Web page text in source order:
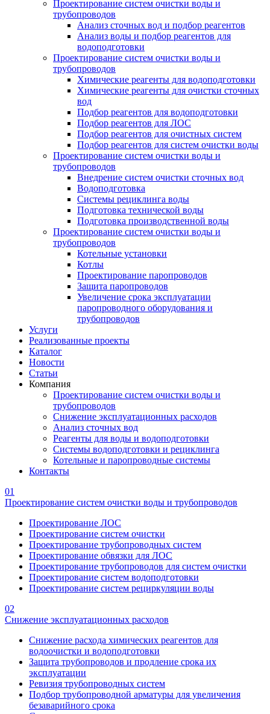
Проектирование систем очистки воды и
трубопроводов
Анализ сточных вод и подбор реагентов
Анализ воды и подбор реагентов для
водоподготовки
Проектирование систем очистки воды и
трубопроводов
Химические реагенты для водоподготовки
Химические реагенты для очистки сточных
вод
Подбор реагентов для водоподготовки
Подбор реагентов для ЛОС
Подбор реагентов для очистных систем
Подбор реагентов для систем очистки воды
Проектирование систем очистки воды и
трубопроводов
Внедрение систем очистки сточных вод
Водоподготовка
Системы рециклинга воды
Подготовка технической воды
Подготовка производственной воды
Проектирование систем очистки воды и
трубопроводов
Котельные установки
Котлы
Проектирование паропроводов
Защита паропроводов
Увеличение срока эксплуатации
паропроводного оборудования и
трубопроводов
Услуги
Реализованные проекты
Каталог
Новости
Статьи
Компания
Проектирование систем очистки воды и
трубопроводов
Снижение эксплуатационных расходов
Анализ сточных вод
Реагенты для воды и водоподготовки
Системы водоподготовки и рециклинга
Котельные и паропроводные системы
Контакты
01
Проектирование систем очистки воды и трубопроводов
Проектирование ЛОС
Проектирование систем очистки
Проектирование трубопроводных систем
Проектирование обвязки для ЛОС
Проектирование трубопроводов для систем очистки
Проектирование систем водоподготовки
Проектирование систем рециркуляции воды
02
Снижение эксплуатационных расходов
Снижение расхода химических реагентов для
водоочистки и водоподготовки
Защита трубопроводов и продление срока их
эксплуатации
Ревизия трубопроводных систем
Подбор трубопроводной арматуры для увеличения
безаварийного срока